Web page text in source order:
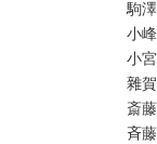
駒
小
小
雜
斎
斉